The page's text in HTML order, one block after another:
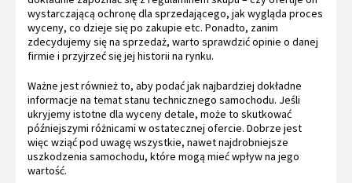
wystarczającą ochronę dla sprzedającego, jak wygląda proces
wyceny, co dzieje się po zakupie etc. Ponadto, zanim
zdecydujemy się na sprzedaż, warto sprawdzić opinie o danej
firmie i przyjrzeć się jej historii na rynku.
Ważne jest również to, aby podać jak najbardziej dokładne
informacje na temat stanu technicznego samochodu. Jeśli
ukryjemy istotne dla wyceny detale, może to skutkować
późniejszymi różnicami w ostatecznej ofercie. Dobrze jest
więc wziąć pod uwagę wszystkie, nawet najdrobniejsze
uszkodzenia samochodu, które mogą mieć wpływ na jego
wartość.